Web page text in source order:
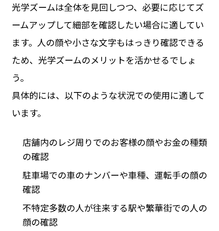
光学ズームは全体を見回しつつ、必要に応じてズ
ームアップして細部を確認したい場合に適してい
ます。人の顔や小さな文字もはっきり確認できる
ため、光学ズームのメリットを活かせるでしょ
う。
具体的には、以下のような状況での使用に適して
います。
店舗内のレジ周りでのお客様の顔やお金の種類
の確認
駐車場での車のナンバーや車種、運転手の顔の
確認
不特定多数の人が往来する駅や繁華街での人の
顔の確認